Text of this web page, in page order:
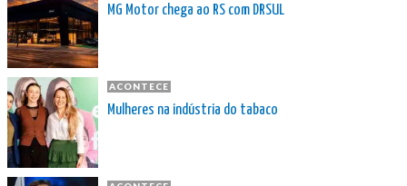
MG Motor chega ao RS com DRSUL
ACONTECE
Mulheres na indústria do tabaco